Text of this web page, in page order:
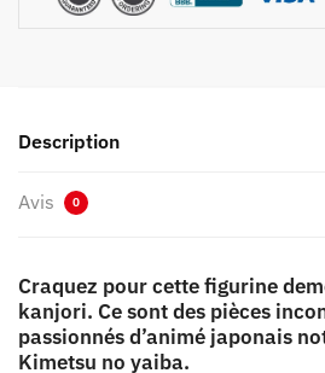
Description
Avis 0
Craquez pour cette figurine
kanjori. Ce sont des pièces
passionnés d’animé japonais
Kimetsu no yaiba.